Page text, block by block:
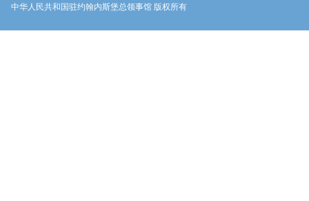
中华人民共和国驻约翰内斯堡总领事馆 版权所有